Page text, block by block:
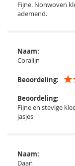
Fijne. Nonwoven
ademend.
Naam:
Coralijn
Beoordeling:
Beoordeling:
Fijne en stevige
jasjes
Naam:
Daan